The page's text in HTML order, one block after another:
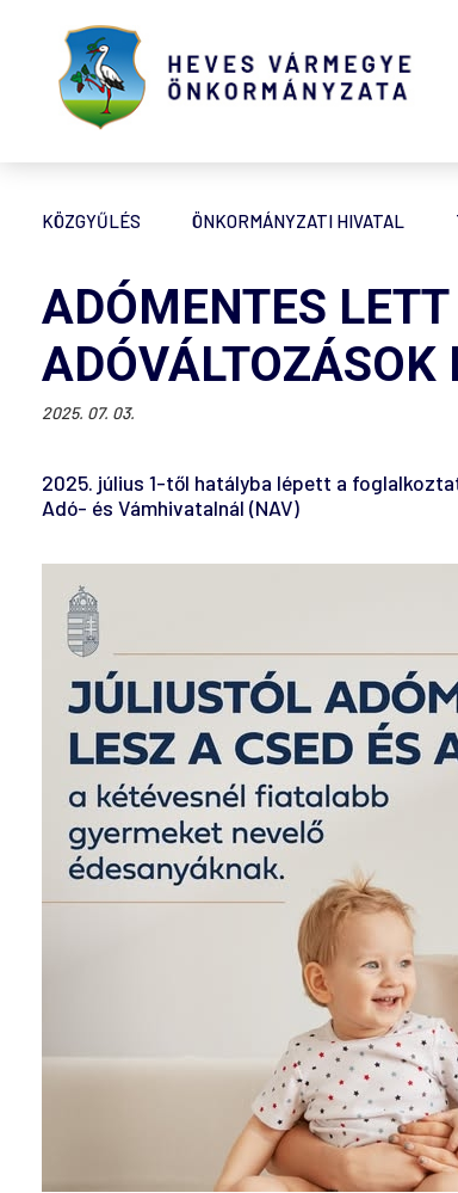
KÖZGYŰLÉS ÖNKORMÁNYZATI HIVATAL
ADÓMENTES
ADÓVÁLTOZÁSOK
2025. 07. 03.
2025. július 1-től hatályba lépett a
Adó- és Vámhivatalnál (NAV)